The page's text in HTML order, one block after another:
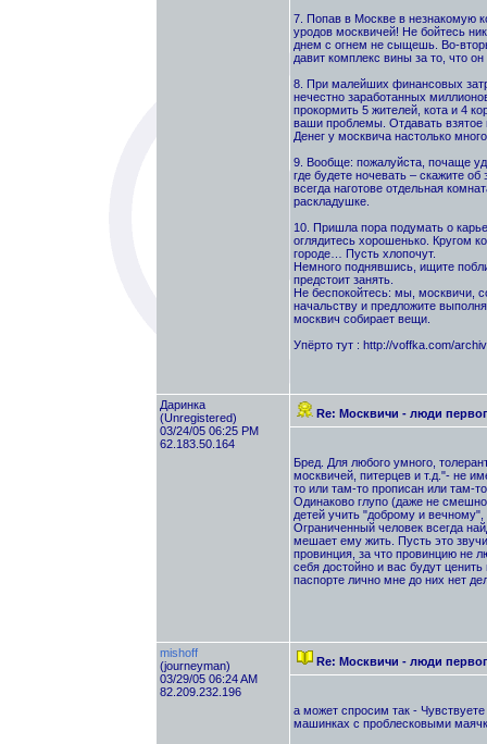
7. Попав в Москве в незнакомую
уродов москвичей! Не бойтесь
днем с огнем не сыщешь. Во-
давит комплекс вины за то, что
8. При малейших финансовых
нечестно заработанных
прокормить 5 жителей, кота и 4
ваши проблемы. Отдавать взятое
Денег у москвича настолько
9. Вообще: пожалуйста, почаще
где будете ночевать – скажите
всегда наготове отдельная
раскладушке.
10. Пришла пора подумать о
оглядитесь хорошенько. Кругом
городе… Пусть хлопочут.
Немного поднявшись, ищите
предстоит занять.
Не беспокойтесь: мы, москвичи,
начальству и предложите
москвич собирает вещи.
Упёрто тут : http://voffka.com/
Даринка
(Unregistered)
03/24/05 06:25 PM
62.183.50.164
Re: Москвичи - люди
Бред. Для любого умного,
москвичей, питерцев и т.д."- не
то или там-то прописан или там-
Одинаково глупо (даже не
детей учить "доброму и
Ограниченный человек всегда
мешает ему жить. Пусть это
провинция, за что провинцию не
себя достойно и вас будут
паспорте лично мне до них нет
mishoff
(journeyman)
03/29/05 06:24 AM
82.209.232.196
Re: Москвичи - люди
а может спросим так -
машинках с проблесковыми